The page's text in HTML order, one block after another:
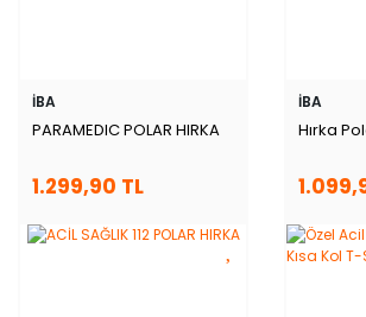
İBA
PARAMEDIC POLAR HIRKA
1.299,90 TL
İBA
Hırka